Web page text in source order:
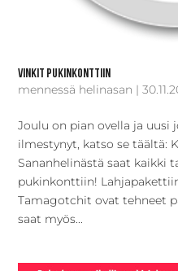
Vinkit pukinkonttiin
mennessä helinasan |
Joulu on pian ovella ja uusi
ilmestynyt, katso se täältä:
Sananhelinästä saat kaikki
pukinkonttiin!
Tamagotchit ovat tehneet
saat myös...